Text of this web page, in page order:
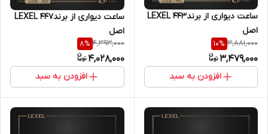
ساعت دیواری از برندLEXEL 443
اصل
3,881,000
10%
3,479,000
افزودن به سبد
ساعت دیواری از برندLEXEL 447
اصل
4,393,000
8%
4,028,000
افزودن به سبد